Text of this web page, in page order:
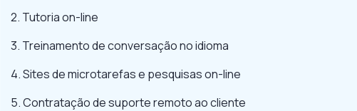
2. Tutoria on-line
3. Treinamento de conversação no idioma
4. Sites de microtarefas e pesquisas on-line
5. Contratação de suporte remoto ao cliente